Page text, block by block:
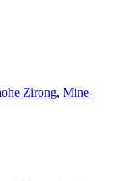
Zirong, Mine-